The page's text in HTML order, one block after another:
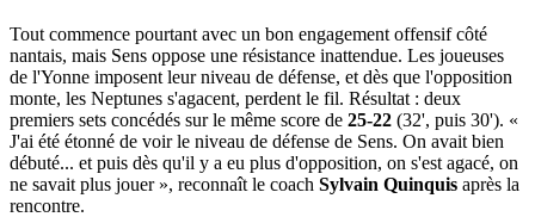
Tout commence pourtant avec un bon engagement offensif côté
nantais, mais Sens oppose une résistance inattendue. Les joueuses
de l'Yonne imposent leur niveau de défense, et dès que l'opposition
monte, les Neptunes s'agacent, perdent le fil. Résultat : deux
premiers sets concédés sur le même score de 25-22 (32', puis 30'). «
J'ai été étonné de voir le niveau de défense de Sens. On avait bien
débuté... et puis dès qu'il y a eu plus d'opposition, on s'est agacé, on
ne savait plus jouer », reconnaît le coach Sylvain Quinquis après la
rencontre.